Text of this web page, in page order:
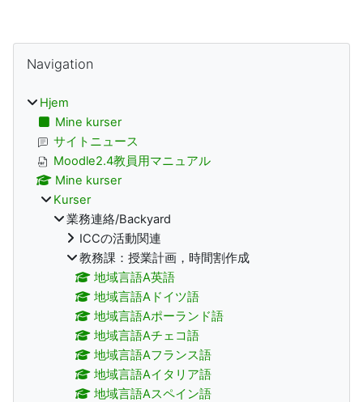
Blokke
Navigation
Hjem
Mine kurser
サイトニュース
Moodle2.4教員用マニュアル
Mine kurser
Kurser
業務連絡/Backyard
ICCの活動関連
教務課：授業計画，時間割作成
地域言語A英語
地域言語Aドイツ語
地域言語Aポーランド語
地域言語Aチェコ語
地域言語Aフランス語
地域言語Aイタリア語
地域言語Aスペイン語